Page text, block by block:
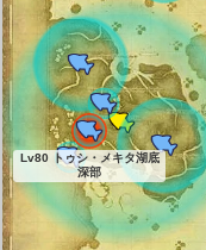
Lv80 トゥシ・メキタ湖底
深部